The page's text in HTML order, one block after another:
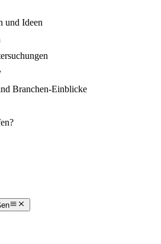
und Ideen
Branchen-Einblicke